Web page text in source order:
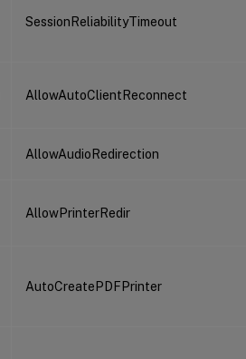
SessionReliabilityTimeout
AllowAutoClientReconnect
AllowAudioRedirection
AllowPrinterRedir
AutoCreatePDFPrinter